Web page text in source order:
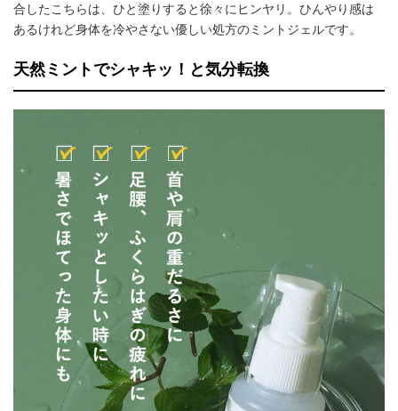
合したこちらは、ひと塗りすると徐々にヒンヤリ。ひんやり感は
あるけれど身体を冷やさない優しい処方のミントジェルです。
天然ミントでシャキッ！と気分転換